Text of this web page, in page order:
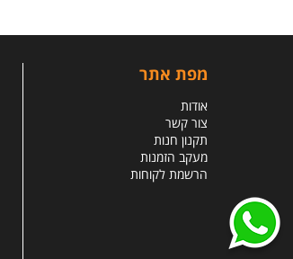
מפת אתר
אודות
צור קשר
תקנון חנות
מעקב הזמנות
הרשמת לקוחות